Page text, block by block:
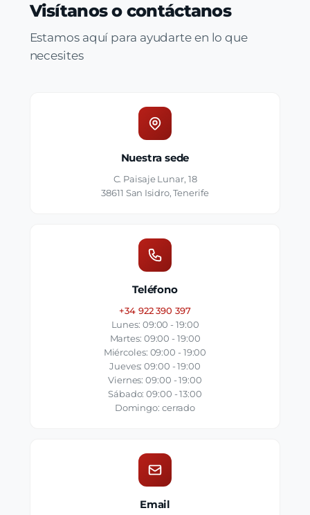
Visítanos o contáctanos
Estamos aquí para ayudarte en lo que
necesites
Nuestra sede
C. Paisaje Lunar, 18
38611 San Isidro, Tenerife
Teléfono
+34 922 390 397
Lunes: 09:00 - 19:00
Martes: 09:00 - 19:00
Miércoles: 09:00 - 19:00
Jueves: 09:00 - 19:00
Viernes: 09:00 - 19:00
Sábado: 09:00 - 13:00
Domingo: cerrado
Email